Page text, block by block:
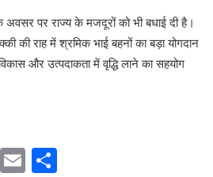
अवसर पर राज्य के मजदूरों को भी बधाई दी है।
की राह में श्रमिक भाई बहनों का बड़ा योगदान
और उत्पदाकता में वृद्धि लाने का सहयोग
M E